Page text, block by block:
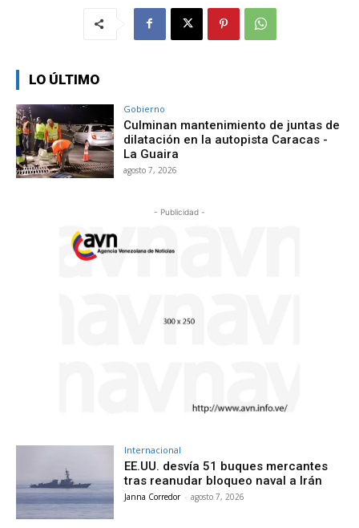
LO ÚLTIMO
Gobierno
Culminan mantenimiento de juntas de
dilatación en la autopista Caracas -
La Guaira
agosto 7, 2026
- Publicidad -
Internacional
EE.UU. desvía 51 buques mercantes
tras reanudar bloqueo naval a Irán
Janna Corredor - agosto 7, 2026